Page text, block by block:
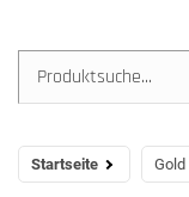
Startseite Gold